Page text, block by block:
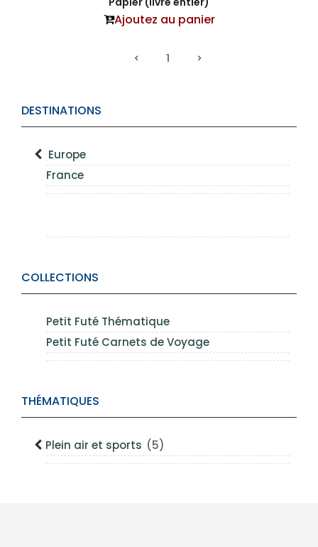
DESTINATIONS
Europe
France
COLLECTIONS
Petit Futé Thématique
Petit Futé Carnets de Voyage
THÉMATIQUES
Plein air et sports (5)
Ajoutez au panier
1